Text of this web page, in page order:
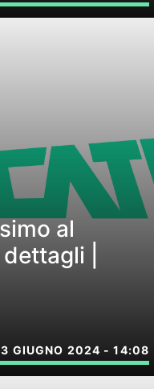
al
|
GIUGNO 2024 - 14:08